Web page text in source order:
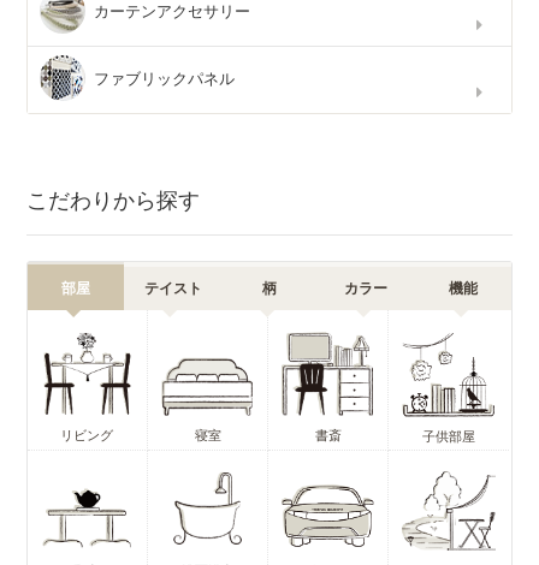
カーテンアクセサリー
ファブリックパネル
こだわりから探す
部屋 テイスト 柄 カラー 機能
リビング 寝室 書斎 子供部屋